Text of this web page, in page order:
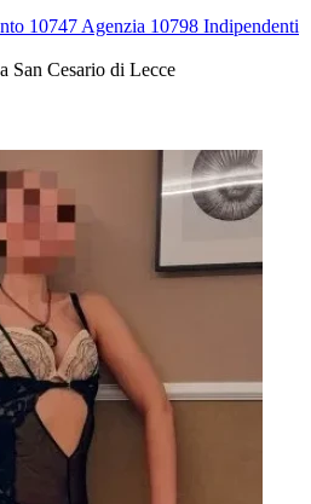
10747 Agenzia 10798 Indipendenti
San Cesario di Lecce